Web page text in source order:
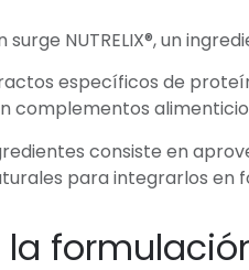
NUTRELIX®, un
específicos de
complementos
consiste en
para integrarlos en